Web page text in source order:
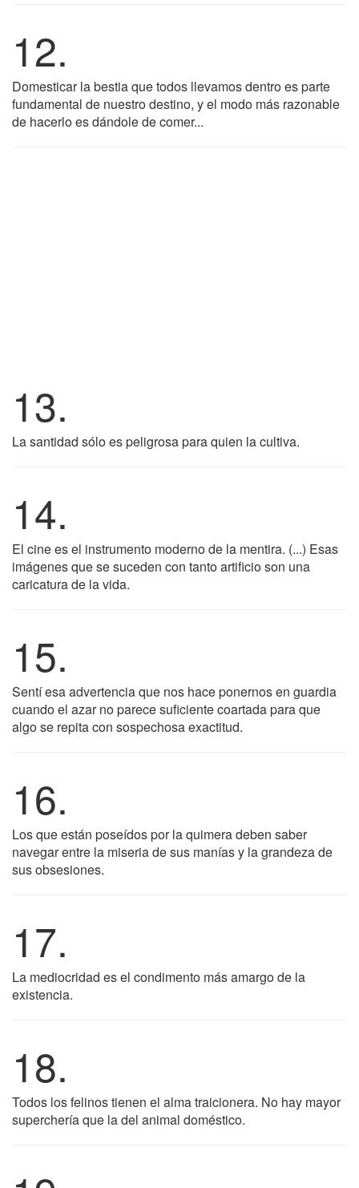
12.
Domesticar la bestia que todos llevamos dentro es parte
fundamental de nuestro destino, y el modo más razonable
de hacerlo es dándole de comer...
13.
La santidad sólo es peligrosa para quien la cultiva.
14.
El cine es el instrumento moderno de la mentira. (...) Esas
imágenes que se suceden con tanto artificio son una
caricatura de la vida.
15.
Sentí esa advertencia que nos hace ponernos en guardia
cuando el azar no parece suficiente coartada para que
algo se repita con sospechosa exactitud.
16.
Los que están poseídos por la quimera deben saber
navegar entre la miseria de sus manías y la grandeza de
sus obsesiones.
17.
La mediocridad es el condimento más amargo de la
existencia.
18.
Todos los felinos tienen el alma traicionera. No hay mayor
superchería que la del animal doméstico.